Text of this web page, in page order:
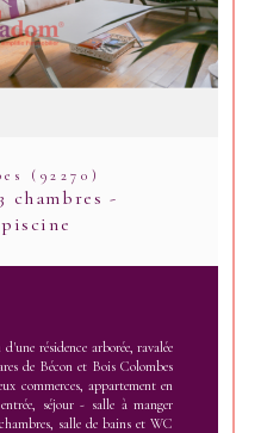
(92270)
chambres -
résidence arborée, ravalée
de Bécon et Bois Colombes
commerces, appartement en
séjour - salle à manger
salle de bains et WC